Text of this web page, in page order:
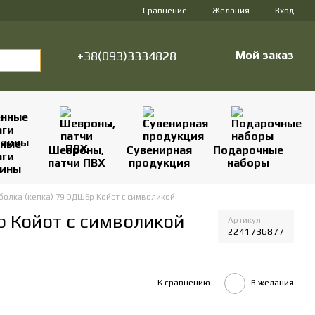
Сравнение Желания Вход
+38(093)3334828 Мой заказ
Шевроны,
патчи ПВХ
Сувенирная
продукция
Подарочные
наборы
(кепка) 79 ОДШБр Койот с символикой
Койот с символикой Артикул
2241736877
К сравнению В желания